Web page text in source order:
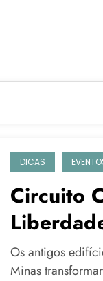
DICAS
Circuito
Os antigos
Minas